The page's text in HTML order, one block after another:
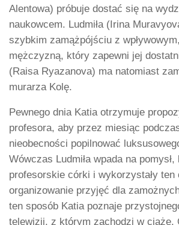
Alentowa) próbuje dostać się na
naukowcem. Ludmiła (Irina
szybkim zamążpójściu z
mężczyzną, który zapewni jej
(Raisa Ryazanova) ma natomiast
murarza Kolę.
Pewnego dnia Katia otrzymuje
profesora, aby przez miesiąc
nieobecności popilnować
Wówczas Ludmiła wpada na pomysł,
profesorskie córki i wykorzystały ten
organizowanie przyjęć dla
ten sposób Katia poznaje
telewizji, z którym zachodzi w ciążę.